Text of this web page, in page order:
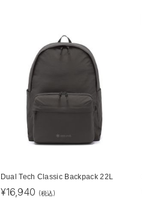
Dual Tech Classic Backpack 22L
¥16,940 (税込)